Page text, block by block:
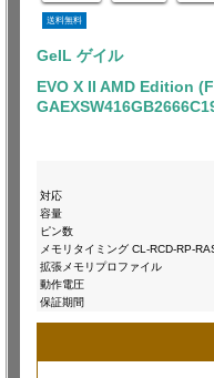
送料無料
GeIL ゲイル
EVO X II AMD Edition
対応
容量
ピン数
メモリタイミング CL-RCD-RP-
拡張メモリプロファイル
動作電圧
保証期間